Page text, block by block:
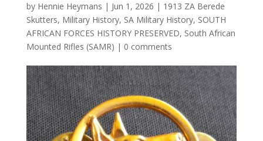
by Hennie Heymans | Jun 1, 2026 | 1913 ZA Berede
Skutters, Military History, SA Military History, SOUTH
AFRICAN FORCES HISTORY PRESERVED, South African
Mounted Rifles (SAMR) | 0 comments